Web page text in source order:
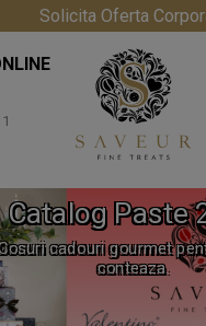
Solicita Oferta
Catalog Paste
cadouri gourmet
conteaza.